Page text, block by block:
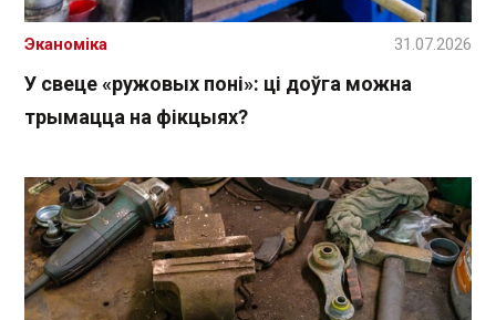
У свеце «ружовых поні»: ці доўга можна
трымацца на фікцыях?
Эканоміка 31.07.2026